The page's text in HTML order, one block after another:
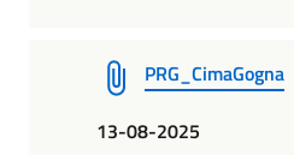
PRG_CimaGogna
13-08-2025